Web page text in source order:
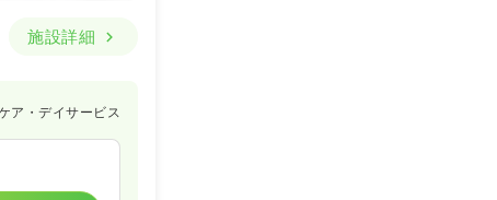
施設詳細
ア・デイサービス